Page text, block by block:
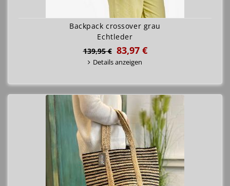
Backpack crossover grau
Echtleder
139,95 € 83,97 €
Details anzeigen